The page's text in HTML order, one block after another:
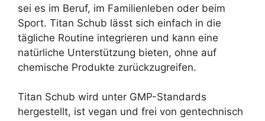
sei es im Beruf, im Familienleben oder beim
Sport. Titan Schub lässt sich einfach in die
tägliche Routine integrieren und kann eine
natürliche Unterstützung bieten, ohne auf
chemische Produkte zurückzugreifen.
Titan Schub wird unter GMP-Standards
hergestellt, ist vegan und frei von gentechnisch